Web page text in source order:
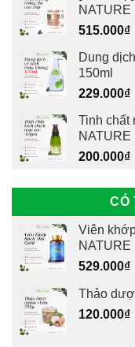
NATURE
515.000₫
Dung
150ml
229.000₫
Tinh chất
NATURE
200.000₫
CÓ
Viên
NATURE
529.000₫
Thảo
120.000₫